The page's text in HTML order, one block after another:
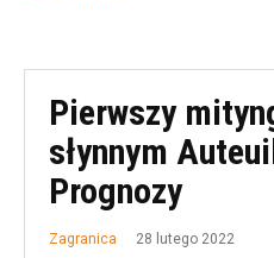
Pierwszy
słynnym
Prognozy
Zagranica 28 lutego 2022